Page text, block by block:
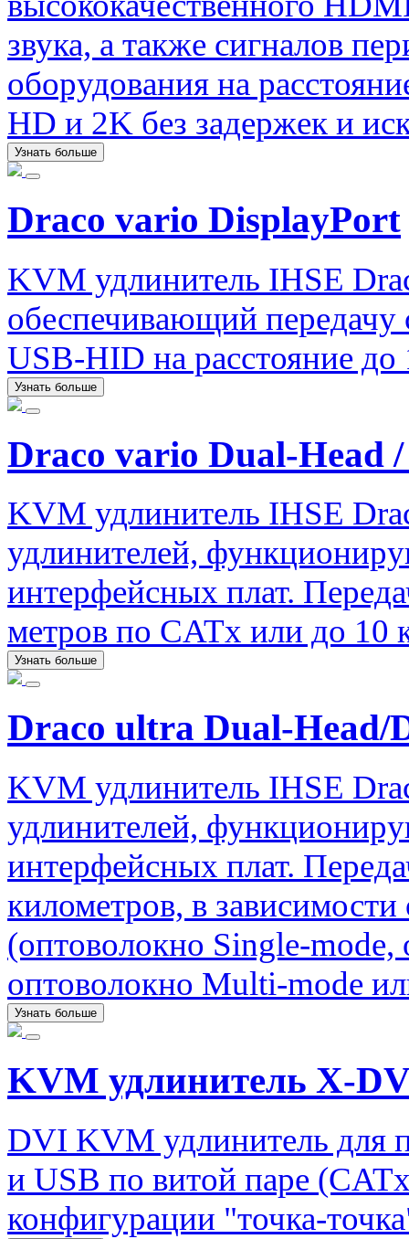
звука, а также сигналов
оборудования на
HD и 2K без задержек и
Узнать больше
Draco vario DisplayPort
KVM удлинитель IHSE
обеспечивающий передачу
USB-HID на расстояние до
Узнать больше
Draco vario Dual-Head
KVM удлинитель IHSE
удлинителей,
интерфейсных плат.
метров по CATx или до 10
Узнать больше
Draco ultra Dual-Head/
KVM удлинитель IHSE
удлинителей,
интерфейсных плат.
километров, в
(оптоволокно Single-
оптоволокно Multi-mode
Узнать больше
KVM удлинитель X-
DVI KVM удлинитель для
и USB по витой паре
конфигурации "точка-